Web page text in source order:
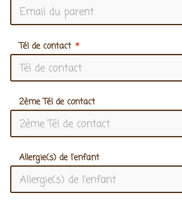
Tél de contact
2ème Tél de contact
Allergie(s) de l'enfant